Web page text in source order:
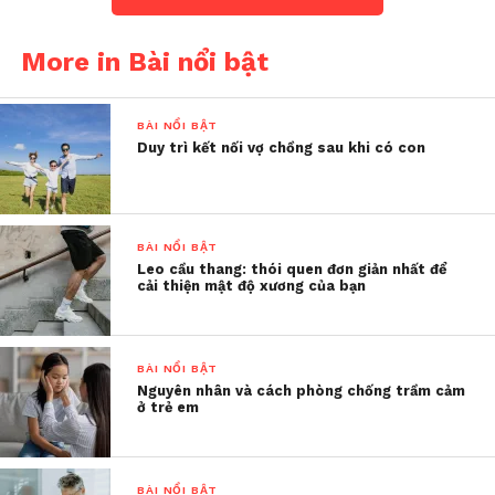
Các cô gái trẻ dễ bị ảnh hưởng tâm lý khi so sánh
ngoại hình, thành công của người khác trên MXH
Nghiên cứu về việc ngừng sử dụng MXH trong
một tuần
Trong nghiên cứu mới này, các nhà nghiên cứu đã
kiểm tra xem liệu việc tạm ngừng sử dụng mạng xã
More in Bài nổi bật
BÀI NỔI BẬT
Duy trì kết nối vợ chồng sau khi có con
BÀI NỔI BẬT
Leo cầu thang: thói quen đơn giản nhất để
cải thiện mật độ xương của bạn
BÀI NỔI BẬT
Nguyên nhân và cách phòng chống trầm cảm
ở trẻ em
BÀI NỔI BẬT